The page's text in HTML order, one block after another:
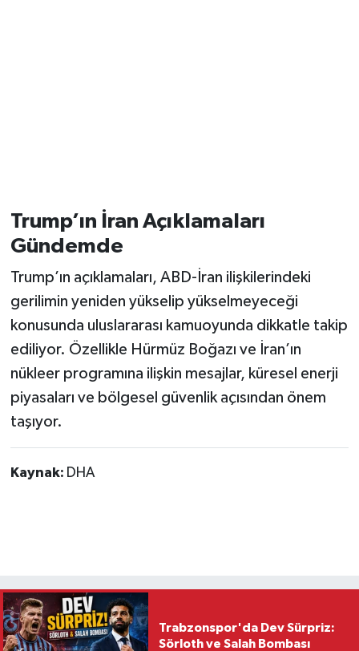
Trump’ın İran Açıklamaları
Gündemde
Trump’ın açıklamaları, ABD-İran ilişkilerindeki
gerilimin yeniden yükselip yükselmeyeceği
konusunda uluslararası kamuoyunda dikkatle takip
ediliyor. Özellikle Hürmüz Boğazı ve İran’ın
nükleer programına ilişkin mesajlar, küresel enerji
piyasaları ve bölgesel güvenlik açısından önem
taşıyor.
Kaynak: DHA
Trabzonspor'da Dev Sürpriz:
Sörloth ve Salah Bombası